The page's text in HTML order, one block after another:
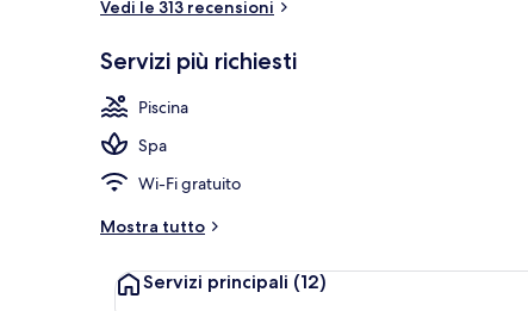
Vedi le 313 recensioni
Servizi più richiesti
Piscina
Spa
Wi-Fi gratuito
Mostra tutto
Servizi principali (12)